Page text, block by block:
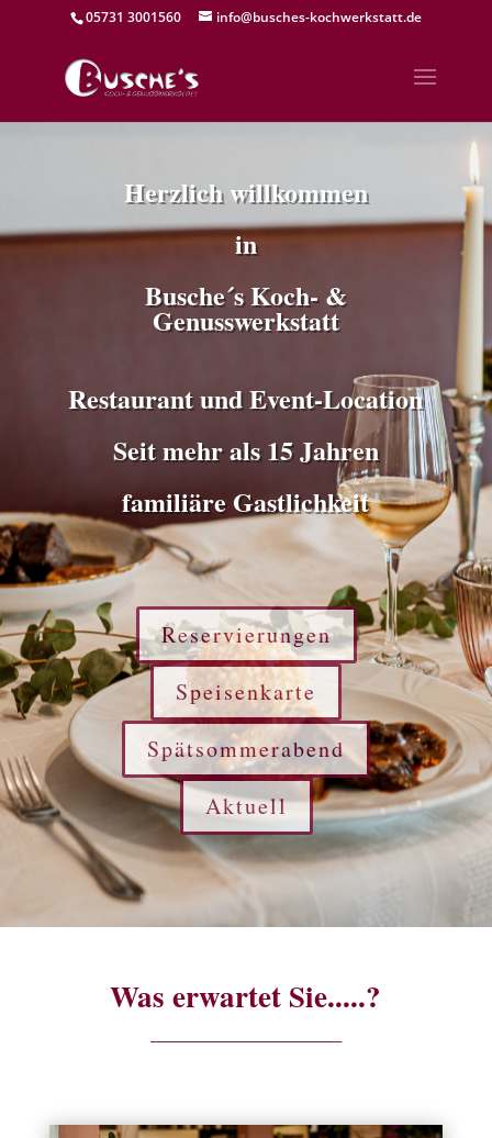
05731 3001560 info@busches-kochwerkstatt.de
Herzlich willkommen
in
Busche´s Koch- &
Genusswerkstatt
Restaurant und Event-Location
Seit mehr als 15 Jahren
familiäre Gastlichkeit
Reservierungen
Speisenkarte
Spätsommerabend
Aktuell
Was erwartet Sie.....?